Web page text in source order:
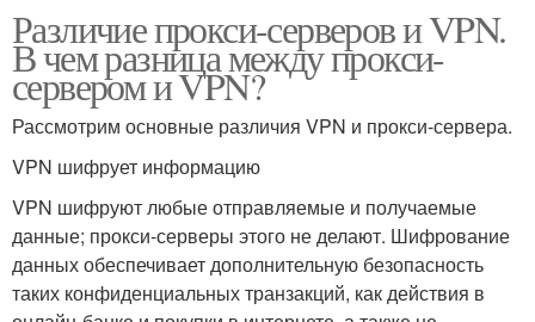
Различие прокси-серверов и VPN.
В чем разница между прокси-
сервером и VPN?
Рассмотрим основные различия VPN и прокси-сервера.
VPN шифрует информацию
VPN шифруют любые отправляемые и получаемые
данные; прокси-серверы этого не делают. Шифрование
данных обеспечивает дополнительную безопасность
таких конфиденциальных транзакций, как действия в